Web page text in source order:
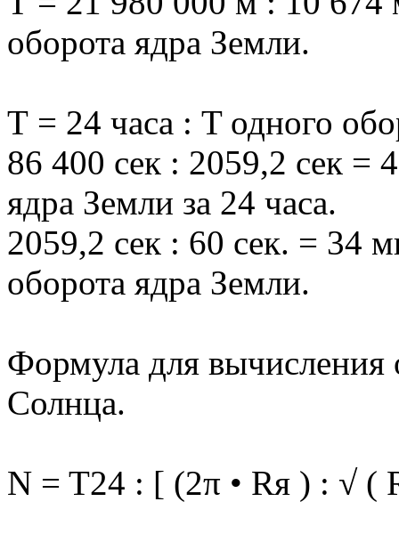
оборота ядра Земли.
Т = 24 часа : T одного
86 400 сек : 2059,2 сек =
ядра Земли за 24 часа.
2059,2 сек : 60 сек. = 34
оборота ядра Земли.
Формула для вычисления
Солнца.
N = T24 : [ (2π • Rя ) : √ (